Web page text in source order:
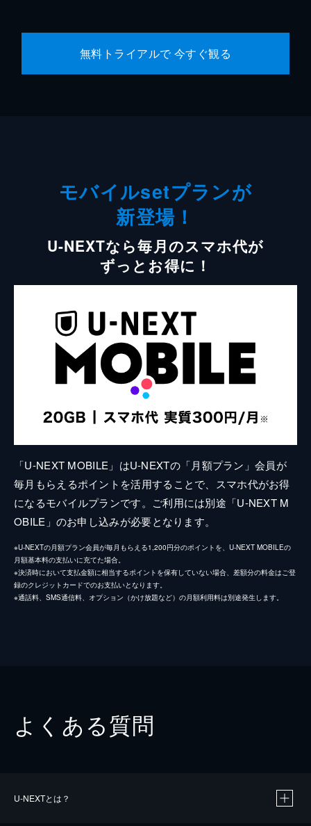
無料トライアルで 今すぐ観る
モバイルsetプランが
新登場！
U-NEXTなら毎月のスマホ代が
ずっとお得に！
「U-NEXT MOBILE」はU-NEXTの「月額プラン」会員が
毎月もらえるポイントを活用することで、スマホ代がお得
になるモバイルプランです。ご利用には別途「U-NEXT M
OBILE」のお申し込みが必要となります。
※U-NEXTの月額プラン会員が毎月もらえる1,200円分のポイントを、U-NEXT MOBILEの
月額基本料の支払いに充てた場合。
※決済時において支払金額に相当するポイントを保有していない場合、差額分の料金はご登
録のクレジットカードでのお支払いとなります。
※通話料、SMS通信料、オプション（かけ放題など）の月額利用料は別途発生します。
よくある質問
U-NEXTとは？